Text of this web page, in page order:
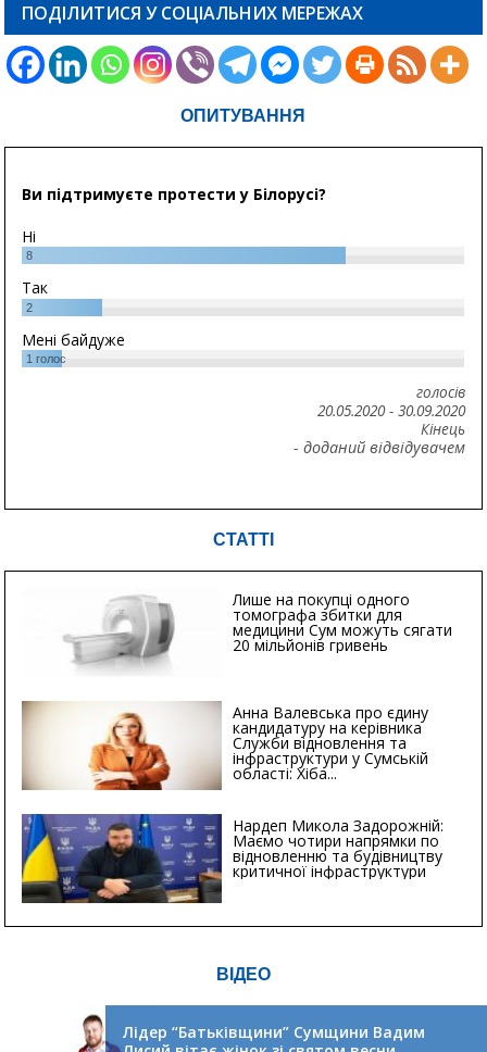
ПОДІЛИТИСЯ У СОЦІАЛЬНИХ МЕРЕЖАХ
ОПИТУВАННЯ
Ви підтримуєте протести у Білорусі?
Ні
8
Так
2
Мені байдуже
1 голос
голосів
20.05.2020- 30.09.2020
Кінець
- доданий відвідувачем
СТАТТІ
Лише на покупці одного
томографа збитки для
медицини Сум можуть сягати
20 мільйонів гривень
Анна Валевська про єдину
кандидатуру на керівника
Служби відновлення та
інфраструктури у Сумській
області: Хіба...
Нардеп Микола Задорожній:
Маємо чотири напрямки по
відновленню та будівництву
критичної інфраструктури
ВІДЕО
Лідер “Батьківщини” Сумщини Вадим